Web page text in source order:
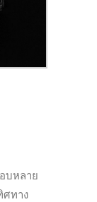
บหลาย
ทาง